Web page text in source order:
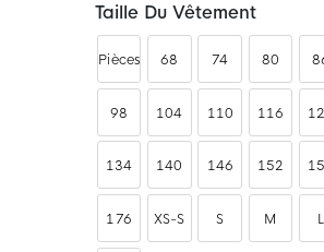
Shortys
Survêtements
Sweat-shirts
Sweats à Capuche
Tenues
Vestes
Taille Du Vêtement
Pièces 68 74 80
98 104 110 116
134 140 146 152
176 XS-S S M L